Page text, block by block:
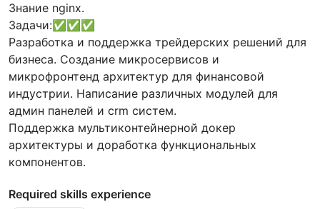
Знание nginx.
Задачи:✅✅✅
Разработка и поддержка трейдерских решений для
бизнеса. Создание микросервисов и
микрофронтенд архитектур для финансовой
индустрии. Написание различных модулей для
админ панелей и crm систем.
Поддержка мультиконтейнерной докер
архитектуры и доработка функциональных
компонентов.
Required skills experience